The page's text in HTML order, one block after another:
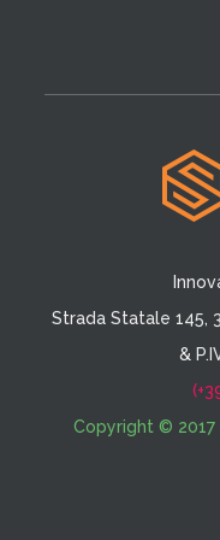
Strada Statale 145,
&
Copyright ©